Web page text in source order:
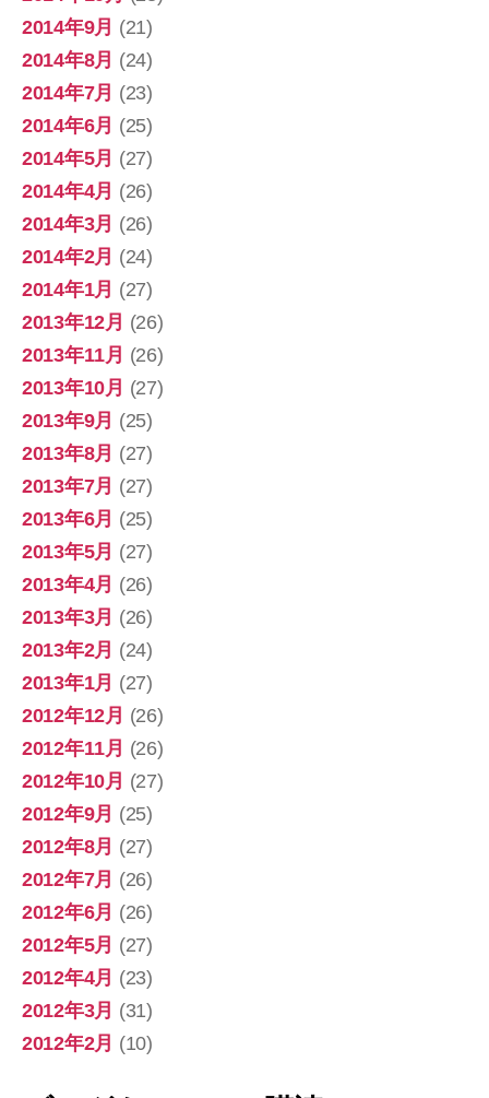
2014年9月 (21)
2014年8月 (24)
2014年7月 (23)
2014年6月 (25)
2014年5月 (27)
2014年4月 (26)
2014年3月 (26)
2014年2月 (24)
2014年1月 (27)
2013年12月 (26)
2013年11月 (26)
2013年10月 (27)
2013年9月 (25)
2013年8月 (27)
2013年7月 (27)
2013年6月 (25)
2013年5月 (27)
2013年4月 (26)
2013年3月 (26)
2013年2月 (24)
2013年1月 (27)
2012年12月 (26)
2012年11月 (26)
2012年10月 (27)
2012年9月 (25)
2012年8月 (27)
2012年7月 (26)
2012年6月 (26)
2012年5月 (27)
2012年4月 (23)
2012年3月 (31)
2012年2月 (10)